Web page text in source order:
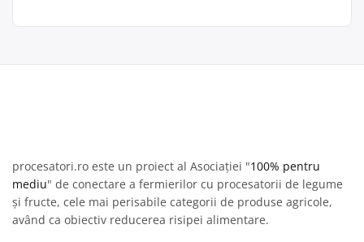
procesatori.ro este un proiect al Asociației "100% pentru
mediu" de conectare a fermierilor cu procesatorii de legume
și fructe, cele mai perisabile categorii de produse agricole,
având ca obiectiv reducerea risipei alimentare.